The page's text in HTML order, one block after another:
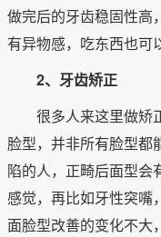
做完后的牙齿稳固性高
有异物感，吃东西也可
2、牙齿矫正
很多人来这里做矫
脸型，并非所有脸型都
陷的人，正畸后面型会
感觉，再比如牙性突嘴
面脸型改善的变化不大